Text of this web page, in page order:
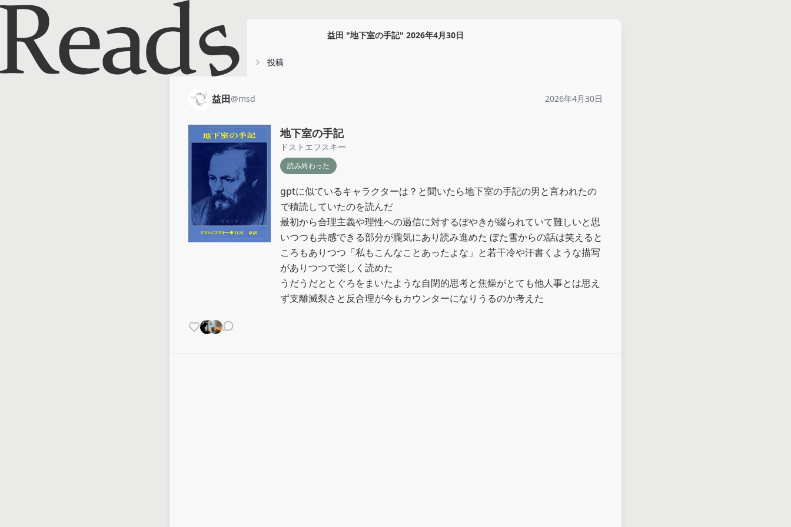
益田 "地下室の手記" 2026年4月30日
益田 投稿
益田@msd 2026年4月30日
地下室の手記
ドストエフスキー
読み終わった
gptに似ているキャラクターは？と聞いたら地下室の手記の男と言われたの
で積読していたのを読んだ
最初から合理主義や理性への過信に対するぼやきが綴られていて難しいと思
いつつも共感できる部分が朧気にあり読み進めた ぼた雪からの話は笑えると
ころもありつつ「私もこんなことあったよな」と若干冷や汗書くような描写
がありつつで楽しく読めた
うだうだととぐろをまいたような自閉的思考と焦燥がとても他人事とは思え
ず支離滅裂さと反合理が今もカウンターになりうるのか考えた